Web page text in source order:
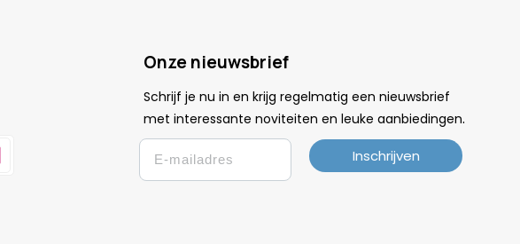
Onze nieuwsbrief
Schrijf je nu in en krijg regelmatig een nieuwsbrief
met interessante noviteiten en leuke aanbiedingen.
Email
Inschrijven